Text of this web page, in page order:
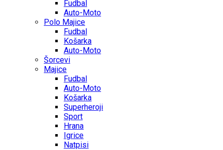
Fudbal
Auto-Moto
Polo Majice
Fudbal
Košarka
Auto-Moto
Šorcevi
Majice
Fudbal
Auto-Moto
Košarka
Superheroji
Sport
Hrana
Igrice
Natpisi